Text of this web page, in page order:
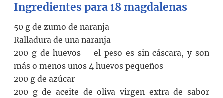
Ingredientes para18 magdalenas
50 gde zumo de naranja
Ralladura de una naranja
200 gdehuevos —el peso es sin cáscara, y son
más o menos unos 4 huevos pequeños—
200 gde azúcar
200 gde aceite de oliva virgen extra de sabor